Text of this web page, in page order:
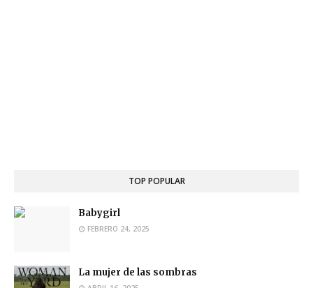
TOP POPULAR
Babygirl
FEBRERO 24, 2025
La mujer de las sombras